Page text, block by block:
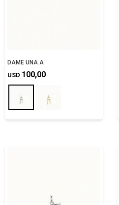
DAME UNA A
USD 100,00